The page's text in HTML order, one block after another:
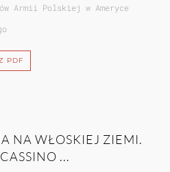
Armii Polskiej w Ameryce
PDF
NA WŁOSKIEJ ZIEMI.
...